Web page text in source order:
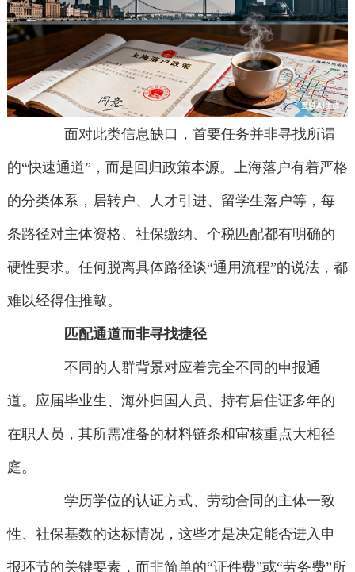
面对此类信息缺口，首要任务并非寻找所谓
的“快速通道”，而是回归政策本源。上海落户有着严格
的分类体系，居转户、人才引进、留学生落户等，每
条路径对主体资格、社保缴纳、个税匹配都有明确的
硬性要求。任何脱离具体路径谈“通用流程”的说法，都
难以经得住推敲。
匹配通道而非寻找捷径
不同的人群背景对应着完全不同的申报通
道。应届毕业生、海外归国人员、持有居住证多年的
在职人员，其所需准备的材料链条和审核重点大相径
庭。
学历学位的认证方式、劳动合同的主体一致
性、社保基数的达标情况，这些才是决定能否进入申
报环节的关键要素，而非简单的“证件费”或“劳务费”所